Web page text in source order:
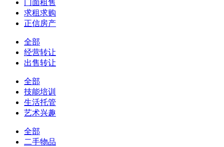
门面租售
求租求购
正信房产
全部
经营转让
出售转让
全部
技能培训
生活托管
艺术兴趣
全部
二手物品